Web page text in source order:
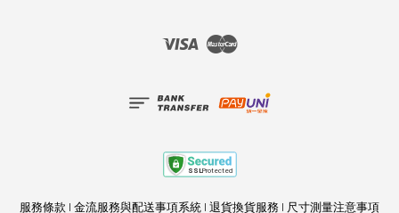
Visa Master
服務條款 | 金流服務與配送事項系統 | 退貨換貨服務 | 尺寸測量注意事項